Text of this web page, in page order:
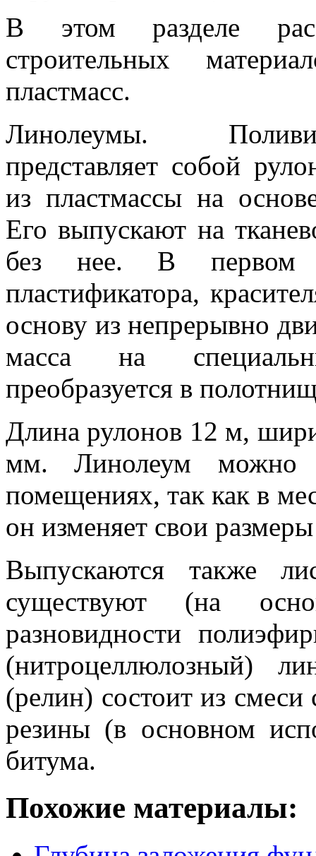
В этом разделе
строительных
пластмасс.
Линолеумы.
представляет собой
из пластмассы на
Его выпускают на
без нее. В первом
пластификатора,
основу из непрерывно
масса на
преобразуется в
Длина рулонов 12 м,
мм. Линолеум можно
помещениях, так как в
он изменяет свои
Выпускаются также
существуют (на
разновидности
(нитроцеллюлозный)
(релин) состоит из смеси
резины (в основном
битума.
Похожие материалы: